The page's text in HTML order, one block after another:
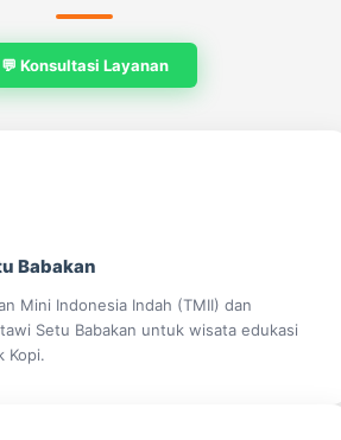
💬 Konsultasi Layanan
Babakan
Mini Indonesia Indah (TMII) dan
Setu Babakan untuk wisata edukasi
Kopi.